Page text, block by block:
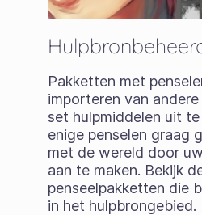
Pakketten met
importeren van
set hulpmiddelen uit
enige penselen graag
met de wereld door
aan te maken. Bekijk
penseelpakketten die
in het hulpbrongebied.